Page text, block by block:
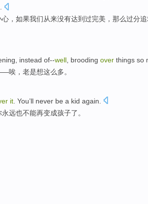
心 ， 如果我们从来没有达到过完美，那么过分
instead of--well brooding over things so
唉 ， 老是想这么多。
it . You’ll never be a kid again
永远也不能再变成孩子了。